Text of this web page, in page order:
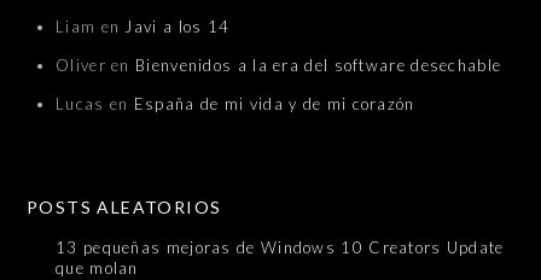
Liam en Javi a los 14
Oliver en Bienvenidos a la era del software desechable
Lucas en España de mi vida y de mi corazón
POSTS ALEATORIOS
13 pequeñas mejoras de Windows 10 Creators Update
que molan